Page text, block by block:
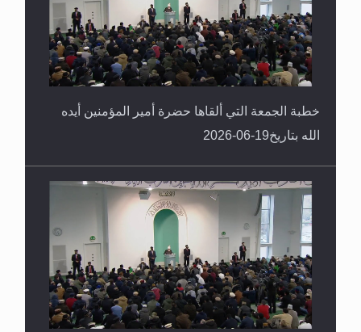
خطبة الجمعة التي ألقاها حضرة أمير المؤمنين أيده
الله بتاريخ19-06-2026